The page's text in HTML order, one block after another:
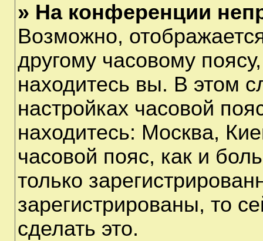
» На конференции
Возможно,
другому часовому
находитесь вы. В этом
настройках часовой
находитесь: Москва,
часовой пояс, как и
только
зарегистрированы, то
сделать это.